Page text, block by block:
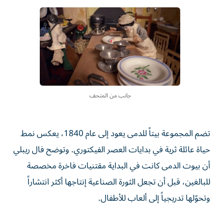
جانب من المتحف
تضم المجموعة بيتاً للدمى يعود إلى عام 1840، يعكس نمط
حياة عائلة ثرية في بدايات العصر الفيكتوري. وتوضح فال ريبلي
أن بيوت الدمى كانت في البداية مقتنيات فاخرة مخصصة
للبالغين، قبل أن تجعل الثورة الصناعية إنتاجها أكثر انتشاراً
وتحوّلها تدريجياً إلى ألعاب للأطفال.